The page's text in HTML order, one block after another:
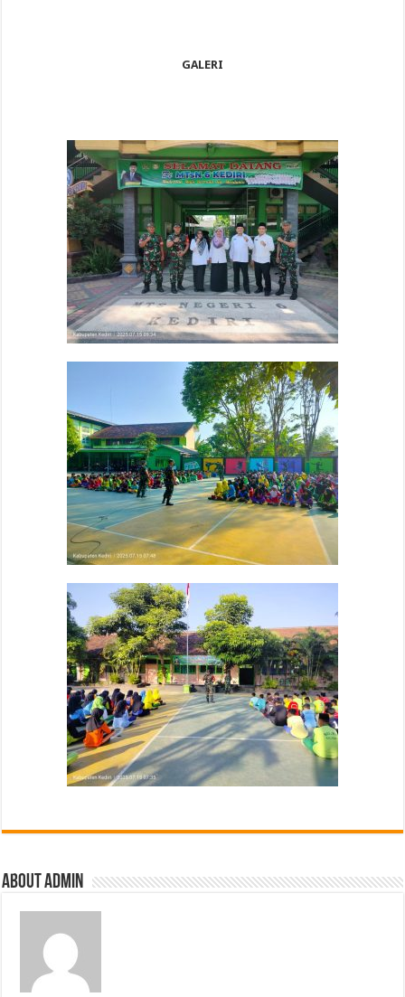
GALERI
About Admin